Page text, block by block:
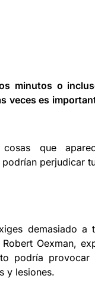
minutos o
veces es
que
perjudicar
demasiado
Oexman,
podría
y lesiones.